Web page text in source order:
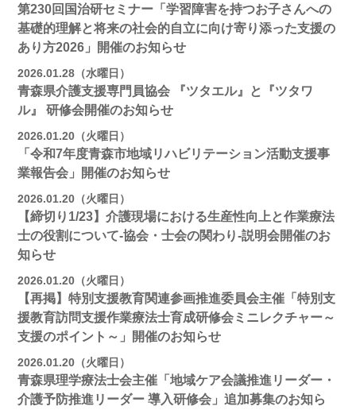
第230回国治研セミナー「学習障害を持つお子さんへの
基礎的理解と将来の社会的自立に向け寄り添った支援の
あり方2026」開催のお知らせ
2026.01.28（水曜日）
青森県介護支援専門員協会 『ツタエル』と『ツタワ
ル』 研修会開催のお知らせ
2026.01.20（火曜日）
「令和7年度青森市地域リハビリテーション活動支援事
業報告会」開催のお知らせ
2026.01.20（火曜日）
【締切り1/23】介護現場における生産性向上と作業療法
士の役割について-協会・士会の関わり-説明会開催のお
知らせ
2026.01.20（火曜日）
【再掲】特別支援教育関連参画推進委員会主催「特別支
援教育訪問支援作業療法士育成研修会ミニレクチャー～
支援のポイント～」開催のお知らせ
2026.01.20（火曜日）
青森県理学療法士会主催「地域ケア会議推進リーダー・
介護予防推進リーダー 導入研修会」追加募集のお知ら